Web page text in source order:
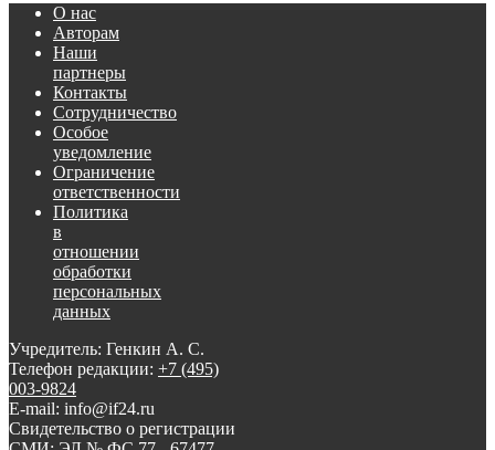
О нас
Авторам
Наши
партнеры
Контакты
Сотрудничество
Особое
уведомление
Ограничение
ответственности
Политика
в
отношении
обработки
персональных
данных
Учредитель: Генкин А. С.
Телефон редакции: +7 (495)
003-9824
E-mail: info@if24.ru
Свидетельство о регистрации